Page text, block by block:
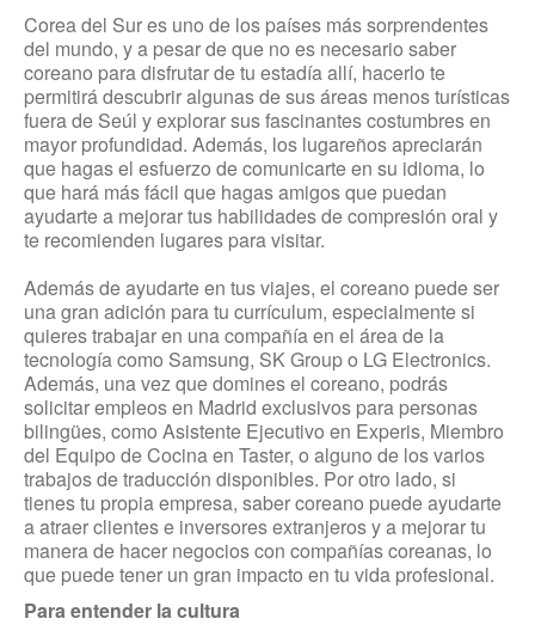
Corea del Sur es uno de los países más sorprendentes
del mundo, y a pesar de que no es necesario saber
coreano para disfrutar de tu estadía allí, hacerlo te
permitirá descubrir algunas de sus áreas menos turísticas
fuera de Seúl y explorar sus fascinantes costumbres en
mayor profundidad. Además, los lugareños apreciarán
que hagas el esfuerzo de comunicarte en su idioma, lo
que hará más fácil que hagas amigos que puedan
ayudarte a mejorar tus habilidades de compresión oral y
te recomienden lugares para visitar.
Además de ayudarte en tus viajes, el coreano puede ser
una gran adición para tu currículum, especialmente si
quieres trabajar en una compañía en el área de la
tecnología como Samsung, SK Group o LG Electronics.
Además, una vez que domines el coreano, podrás
solicitar empleos en Madrid exclusivos para personas
bilingües, como Asistente Ejecutivo en Experis, Miembro
del Equipo de Cocina en Taster, o alguno de los varios
trabajos de traducción disponibles. Por otro lado, si
tienes tu propia empresa, saber coreano puede ayudarte
a atraer clientes e inversores extranjeros y a mejorar tu
manera de hacer negocios con compañías coreanas, lo
que puede tener un gran impacto en tu vida profesional.
Para entender la cultura